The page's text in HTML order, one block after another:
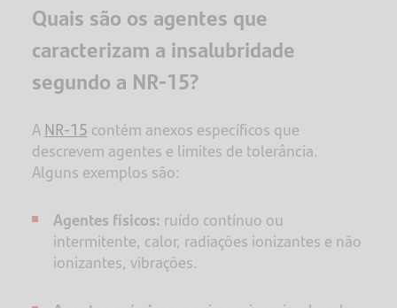
Quais são os agentes que
caracterizam a insalubridade
segundo a NR-15?
ANR-15 contém anexos específicos que
descrevem agentes e limites de tolerância.
Alguns exemplos são:
Agentes físicos: ruído contínuo ou
intermitente, calor, radiações ionizantes e não
ionizantes, vibrações.